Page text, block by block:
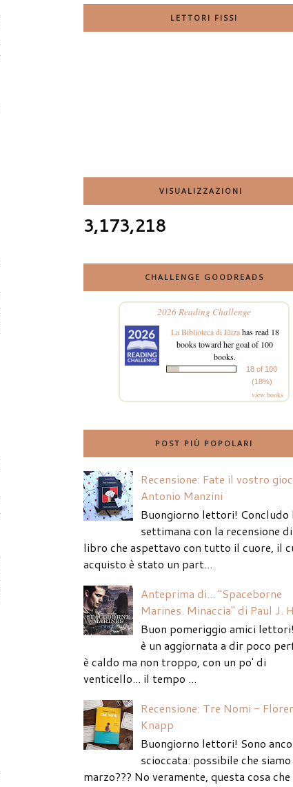
LETTORI FISSI
VISUALIZZAZIONI
3,173,218
CHALLENGE GOODREADS
2026 Reading Challenge
La Biblioteca di Elizahas read 18
books toward her goal of 100
books.
18 of 100
(18%)
view books
POST PIÙ POPOLARI
Recensione: Fate il vostro
Antonio Manzini
Buongiorno lettori! Concludo
settimana con la recensione
libro che aspettavo con tutto il cuore, il
acquisto è stato un part...
Anteprima di... "Spaceborne
Marines. Minaccia" di Paul J.
Buon pomeriggio amici
è un aggiornata a dir poco
è caldo ma non troppo, con un po' di
venticello... il tempo ...
Recensione: Tre Nomi -
Knapp
Buongiorno lettori! Sono
scioccata: possibile che siamo
marzo??? No veramente, questa cosa che